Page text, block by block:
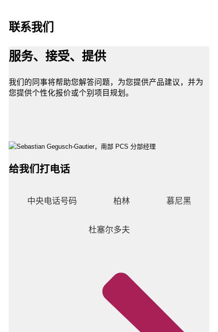
联系我们
服务、接受、提供
我们的同事将帮助您解答问题，为您提供产品建议，并为
您提供个性化报价或个别项目规划。
给我们打电话
中央电话号码 柏林 慕尼黑
杜塞尔多夫